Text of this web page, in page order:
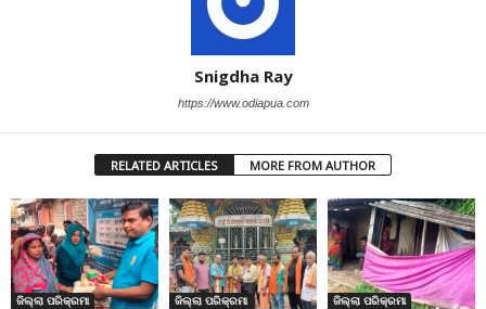
Snigdha Ray
https://www.odiapua.com
RELATED ARTICLES MORE FROM AUTHOR
ଜିଲ୍ଲା ପରିକ୍ରମା ଜିଲ୍ଲା ପରିକ୍ରମା ଜିଲ୍ଲା ପରିକ୍ରମା